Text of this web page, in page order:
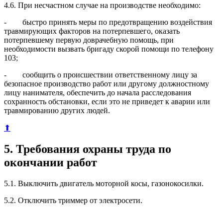
4.6. При несчастном случае на производстве необходимо:
- быстро принять меры по предотвращению воздействия
травмирующих факторов на потерпевшего, оказать
потерпевшему первую доврачебную помощь, при
необходимости вызвать бригаду скорой помощи по телефону
103;
- сообщить о происшествии ответственному лицу за
безопасное производство работ или другому должностному
лицу нанимателя, обеспечить до начала расследования
сохранность обстановки, если это не приведет к аварии или
травмированию других людей.
⬆
5. Требования охраны труда по
окончании работ
5.1. Выключить двигатель моторной косы, газонокосилки.
5.2. Отключить триммер от электросети.